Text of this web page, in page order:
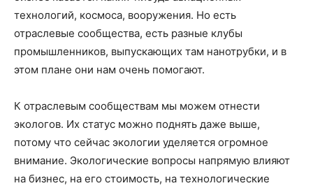
технологий, космоса, вооружения. Но есть
отраслевые сообщества, есть разные клубы
промышленников, выпускающих там нанотрубки, и в
этом плане они нам очень помогают.
К отраслевым сообществам мы можем отнести
экологов. Их статус можно поднять даже выше,
потому что сейчас экологии уделяется огромное
внимание. Экологические вопросы напрямую влияют
на бизнес, на его стоимость, на технологические